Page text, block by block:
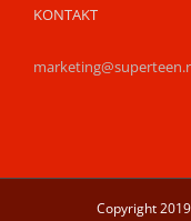
KONTAKT
Copyright